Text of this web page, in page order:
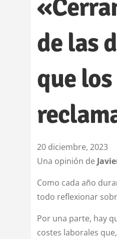
de las
que
20 diciembre, 2023
Una opinión de
Como cada año
todo reflexionar
Por una parte, hay
costes laborales